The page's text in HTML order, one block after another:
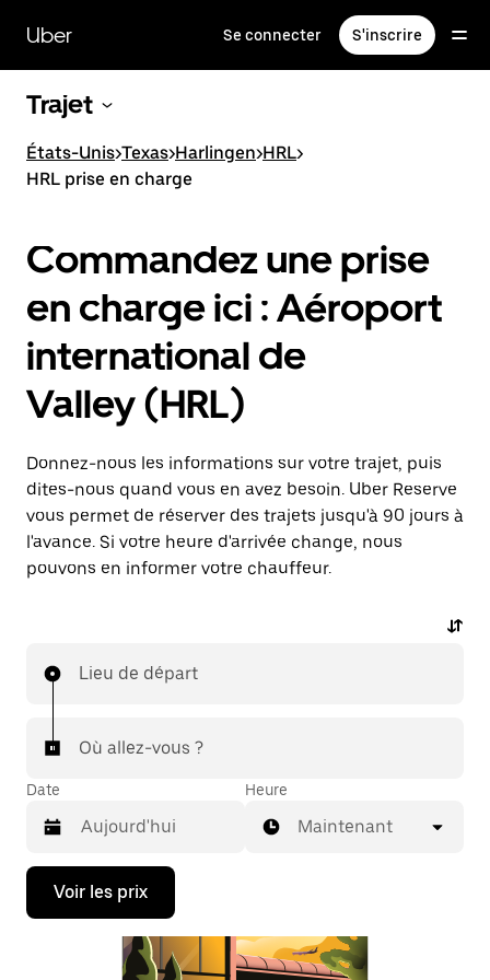
contenu
principal
Uber Se connecter S'inscrire
Trajet
États-Unis>Texas>Harlingen>HRL>
HRL prise en charge
Commandez une prise
en charge ici : Aéroport
international de
Valley (HRL)
Donnez-nous les informations sur votre trajet, puis
dites-nous quand vous en avez besoin. Uber Reserve
vous permet de réserver des trajets jusqu'à 90 jours à
l'avance. Si votre heure d'arrivée change, nous
pouvons en informer votre chauffeur.
Lieu de départ
Où allez-vous ?
Date
Appuyez
la
Heure
Maintenant
Voir les prix